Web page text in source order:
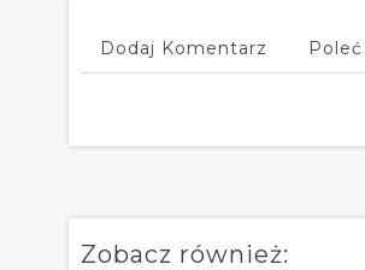
Dodaj Komentarz
Zobacz również: